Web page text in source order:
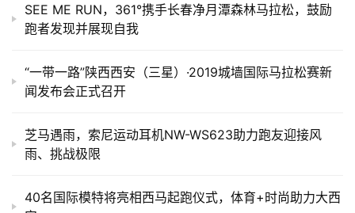
SEE ME RUN，361°携手长春净月潭森林马拉松，鼓励
跑者发现并展现自我
“一带一路”陕西西安（三星）·2019城墙国际马拉松赛新
闻发布会正式召开
芝马遇雨，索尼运动耳机NW-WS623助力跑友迎接风
雨、挑战极限
40名国际模特将亮相西马起跑仪式，体育+时尚助力大西